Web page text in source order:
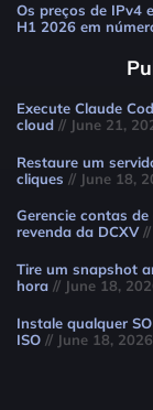
Os preços de IPv4
H1 2026 em
Execute Claude
cloud // June 21,
Restaure um
cliques // June 18,
Gerencie contas
revenda da DCXV
Tire um snapshot
hora // June 18,
Instale qualquer
ISO // June 18, 2026